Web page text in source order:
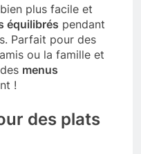
plus facile et
équilibrés pendant
Parfait pour des
ou la famille et
menus
!
des plats